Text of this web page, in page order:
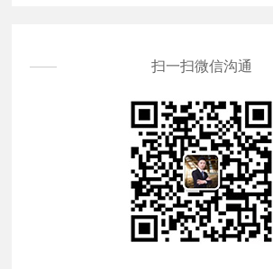
扫一扫微信沟通